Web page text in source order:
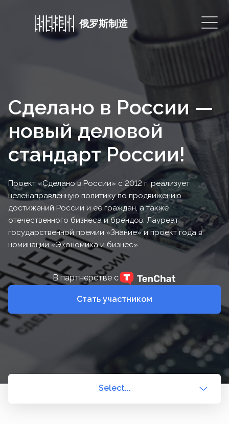
俄罗斯制造
Сделано в России —
новый деловой
стандарт России!
Проект «Сделано в России» с 2012 г. реализует
целенаправленную политику по продвижению
достижений России и ее граждан, а также
отечественного бизнеса и брендов. Лауреат
государственной премии «Знание» и проект года в
номинации «Экономика и бизнес»
Стать участником
В партнерстве с
Select...